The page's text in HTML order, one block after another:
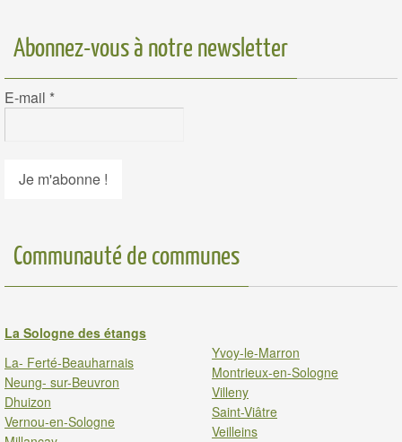
Abonnez-vous à notre newsletter
E-mail *
Communauté de communes
La Sologne des étangs
La- Ferté-Beauharnais
Neung- sur-Beuvron
Dhuizon
Vernou-en-Sologne
Yvoy-le-Marron
Montrieux-en-Sologne
Villeny
Saint-Viâtre
Veilleins